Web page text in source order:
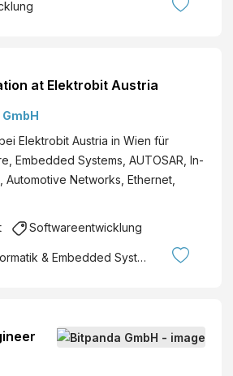
at Elektrobit Austria
Elektrobit Austria in Wien für
Embedded Systems, AUTOSAR, In-
Automotive Networks, Ethernet,
Softwareentwicklung
& Embedded Systems